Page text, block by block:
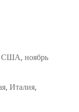
США, ноябрь
Италия,